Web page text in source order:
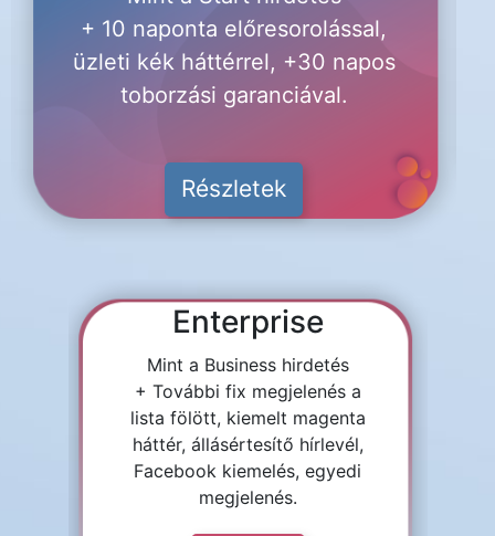
+ 10 naponta előresorolással,
üzleti kék háttérrel, +30 napos
toborzási garanciával.
Részletek
Enterprise
Mint a Business hirdetés
+ További fix megjelenés a
lista fölött, kiemelt magenta
háttér, állásértesítő hírlevél,
Facebook kiemelés, egyedi
megjelenés.